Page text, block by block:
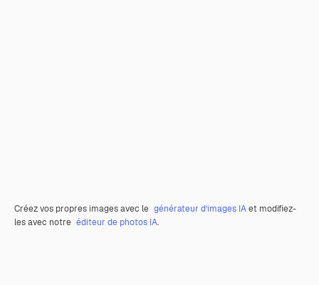
Créez vos propres images avec le générateur d’images IAet modifiez-
les avec notre éditeur de photos IA.